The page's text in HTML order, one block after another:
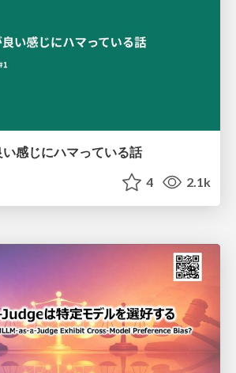
い感じにハマっている話
4 2.1k